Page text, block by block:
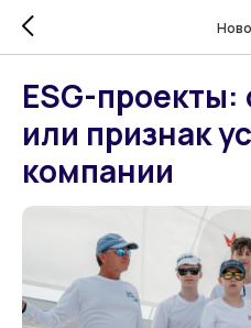
ESG-проекты:
или признак
компании